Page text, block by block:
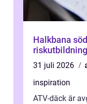
Halkbana
31 juli 2026
inspiration
ATV-däck är